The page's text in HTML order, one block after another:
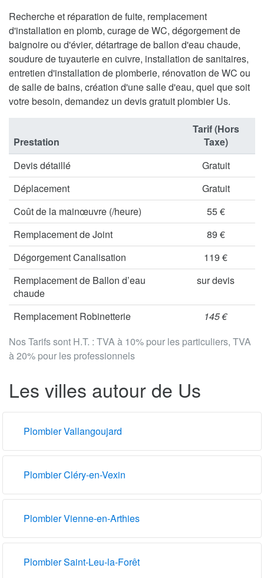
Recherche et réparation de fuite, remplacement
d'installation en plomb, curage de WC, dégorgement de
baignoire ou d'évier, détartrage de ballon d'eau chaude,
soudure de tuyauterie en cuivre, installation de sanitaires,
entretien d'installation de plomberie, rénovation de WC ou
de salle de bains, création d'une salle d'eau, quel que soit
votre besoin, demandez un devis gratuit plombier Us.
Nos Tarifs sont H.T. : TVA à 10% pour les particuliers, TVA
à 20% pour les professionnels
Prestation
Tarif (Hors
Taxe)
Devis détaillé
Gratuit
Déplacement
Gratuit
Coût de la mainœuvre (/heure)
55 €
Remplacement de Joint
89 €
Dégorgement Canalisation
119 €
Remplacement de Ballon d’eau
chaude
sur devis
Remplacement Robinetterie 145 €
Les villes autour de Us
Plombier Vallangoujard
Plombier Cléry-en-Vexin
Plombier Vienne-en-Arthies
Plombier Saint-Leu-la-Forêt